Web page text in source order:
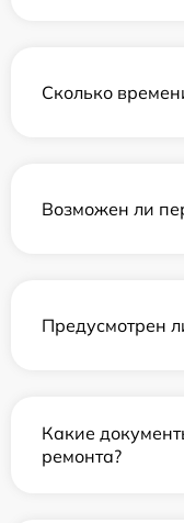
Сколько
Возможен ли
Предусмотрен
Какие
ремонта?